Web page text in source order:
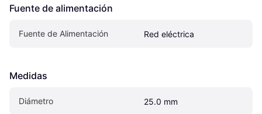
Fuente de alimentación
Fuente de Alimentación Red eléctrica
Medidas
Diámetro 25.0 mm